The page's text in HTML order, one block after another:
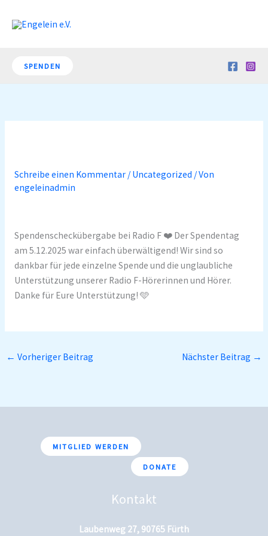
Inhalt
SPENDEN
Schreibe einen Kommentar / Uncategorized / Von
engeleinadmin
Spendenscheckübergabe bei Radio F ❤️ Der Spendentag
am 5.12.2025 war einfach überwältigend! Wir sind so
dankbar für jede einzelne Spende und die unglaubliche
Unterstützung unserer Radio F-Hörerinnen und Hörer.
Danke für Eure Unterstützung! 🩵
← Vorheriger Beitrag Nächster Beitrag →
MITGLIED WERDEN
DONATE
Kontakt
Laubenweg 27, 90765 Fürth